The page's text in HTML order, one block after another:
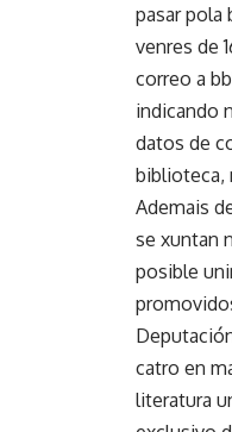
pasar pola
venres de
correo a
indicando
datos de
biblioteca,
Ademais
se xuntan
posible
catro en
literatura